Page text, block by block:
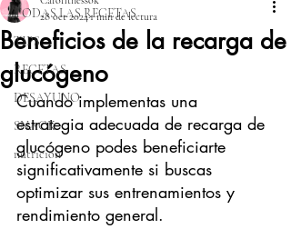
TODAS LAS RECETAS
TIPS
RECETAS
DESAYUNO
SNACK
nutricion
Beneficios de la recarga de
glucógeno
28 oct 20241 min de lectura
Cuando implementas una
estrategia adecuada de recarga de
glucógeno podes beneficiarte
significativamente si buscas
optimizar sus entrenamientos y
rendimiento general.